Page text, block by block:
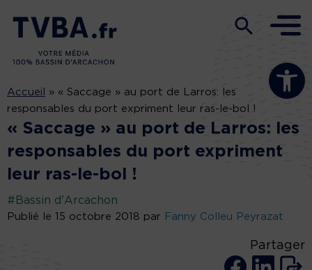
Ouvrir la
Accueil » « Saccage » au port de Larros: les
responsables du port expriment leur ras-le-bol !
« Saccage » au port de Larros: les
responsables du port expriment
leur ras-le-bol !
#Bassin d'Arcachon
Publié le 15 octobre 2018 par Fanny Colleu Peyrazat
Partager